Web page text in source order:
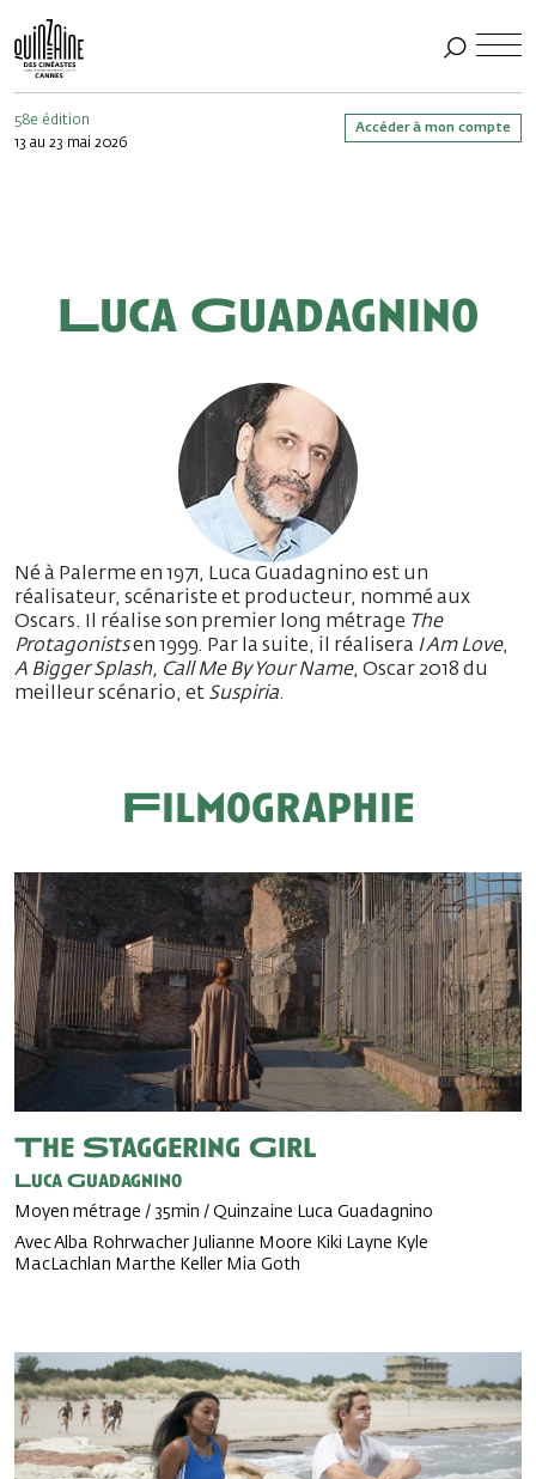
58e édition
13 au 23 mai 2026
Accéder à mon compte
Luca Guadagnino
Né à Palerme en 1971, Luca Guadagnino est un
réalisateur, scénariste et producteur, nommé aux
Oscars. Il réalise son premier long métrage The
Protagonistsen 1999. Par la suite, il réalisera I Am Love,
A Bigger Splash, Call Me By Your Name, Oscar 2018 du
meilleur scénario, et Suspiria.
Filmographie
The Staggering Girl
Luca Guadagnino
Moyen métrage / 35min / Quinzaine Luca Guadagnino
Avec Alba Rohrwacher Julianne Moore Kiki Layne Kyle
MacLachlan Marthe Keller Mia Goth